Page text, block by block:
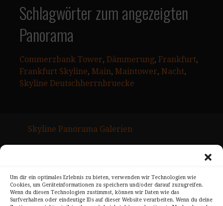
Um dir ein optimales Erlebnis zu bieten, verwenden wir Technologien wie
Cookies, um Geräteinformationen zu speichern und/oder darauf zuzugreifen.
Wenn du diesen Technologien zustimmst, können wir Daten wie das
Surfverhalten oder eindeutige IDs auf dieser Website verarbeiten. Wenn du deine
Schlagwörter zum angezeigten
Panorama
Commerzbank Tower, Dämmerung, Frankfurt
Frankfurt Skyline, Main, Maintower, Nacht
Skyline Deutschherrnbruecke
Skyline Panorama Galerien
Kontakt